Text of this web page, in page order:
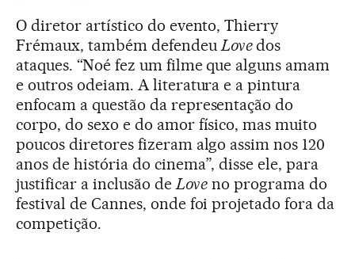
O diretor artístico do evento, Thierry
Frémaux, também defendeu Lovedos
ataques. “Noé fez um filme que alguns amam
e outros odeiam. A literatura e a pintura
enfocam a questão da representação do
corpo, do sexo e do amor físico, mas muito
poucos diretores fizeram algo assim nos 120
anos de história do cinema”, disse ele, para
justificar a inclusão de Love no programa do
festival de Cannes, onde foi projetado fora da
competição.